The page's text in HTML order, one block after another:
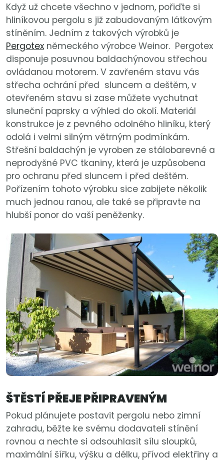
Když už chcete všechno v jednom, pořiďte si
hliníkovou pergolu s již zabudovaným látkovým
stíněním. Jedním z takových výrobků je
Pergotex německého výrobce Weinor. Pergotex
disponuje posuvnou baldachýnovou střechou
ovládanou motorem. V zavřeném stavu vás
střecha ochrání před sluncem a deštěm, v
otevřeném stavu si zase můžete vychutnat
sluneční paprsky a výhled do okolí. Materiál
konstrukce je z pevného odolného hliníku, který
odolá i velmi silným větrným podmínkám.
Střešní baldachýn je vyroben ze stálobarevné a
neprodyšné PVC tkaniny, která je uzpůsobena
pro ochranu před sluncem i před deštěm.
Pořízením tohoto výrobku sice zabijete několik
much jednou ranou, ale také se připravte na
hlubší ponor do vaší peněženky.
ŠTĚSTÍ PŘEJE PŘIPRAVENÝM
Pokud plánujete postavit pergolu nebo zimní
zahradu, běžte ke svému dodavateli stínění
rovnou a nechte si odsouhlasit sílu sloupků,
maximální šířku, výšku a délku, přívod elektřiny a